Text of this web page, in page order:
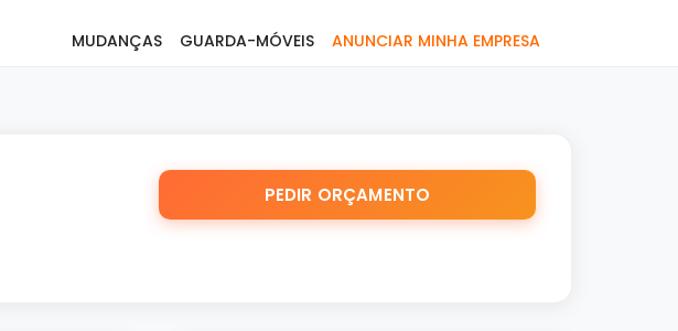
MUDANÇAS GUARDA-MÓVEIS ANUNCIAR MINHA EMPRESA
PEDIR ORÇAMENTO